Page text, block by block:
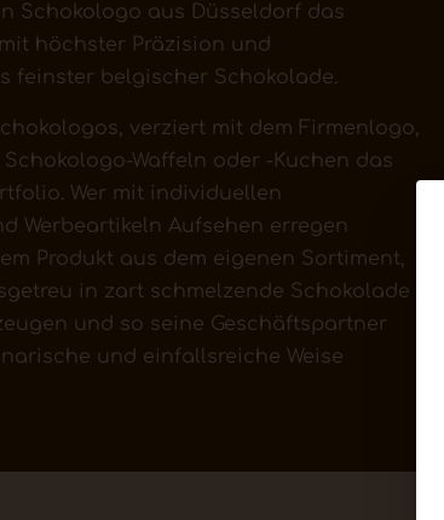
Schokologo aus Düsseldorf das
höchster Präzision und
feinster belgischer Schokolade.
verziert mit dem Firmenlogo,
Waffeln oder -Kuchen das
Wer mit individuellen
Werbeartikeln Aufsehen erregen
Produkt aus dem eigenen Sortiment,
in zart schmelzende Schokolade
und so seine Geschäftspartner
und einfallsreiche Weise